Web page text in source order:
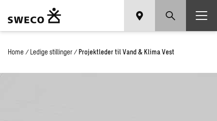
Home / Ledige stillinger / Projektleder til Vand & Klima Vest